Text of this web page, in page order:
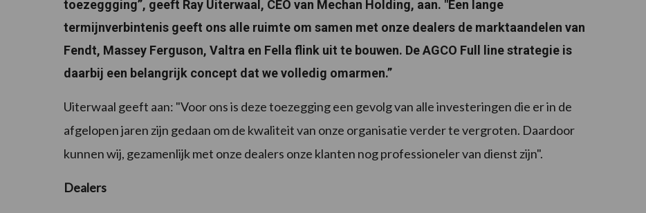
toezeggging”, geeft Ray Uiterwaal, CEO van Mechan Holding, aan. "Een lange
termijnverbintenis geeft ons alle ruimte om samen met onze dealers de marktaandelen van
Fendt, Massey Ferguson, Valtra en Fella flink uit te bouwen. De AGCO Full line strategie is
daarbij een belangrijk concept dat we volledig omarmen.”
Uiterwaal geeft aan: "Voor ons is deze toezegging een gevolg van alle investeringen die er in de
afgelopen jaren zijn gedaan om de kwaliteit van onze organisatie verder te vergroten. Daardoor
kunnen wij, gezamenlijk met onze dealers onze klanten nog professioneler van dienst zijn".
Dealers